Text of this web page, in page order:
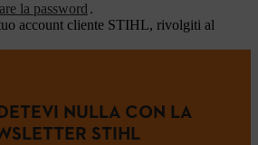
la password .
account cliente STIHL, rivolgiti al
NULLA CON LA
STIHL